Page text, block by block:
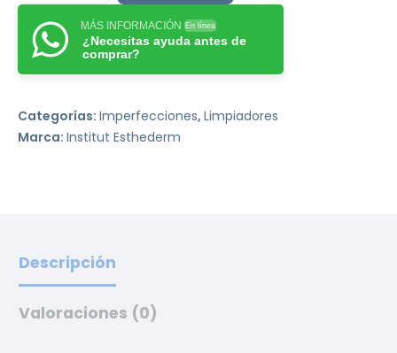
MÁS INFORMACIÓN En línea
¿Necesitas ayuda antes de
comprar?
Categorías: Imperfecciones, Limpiadores
Marca: Institut Esthederm
Descripción
Valoraciones (0)